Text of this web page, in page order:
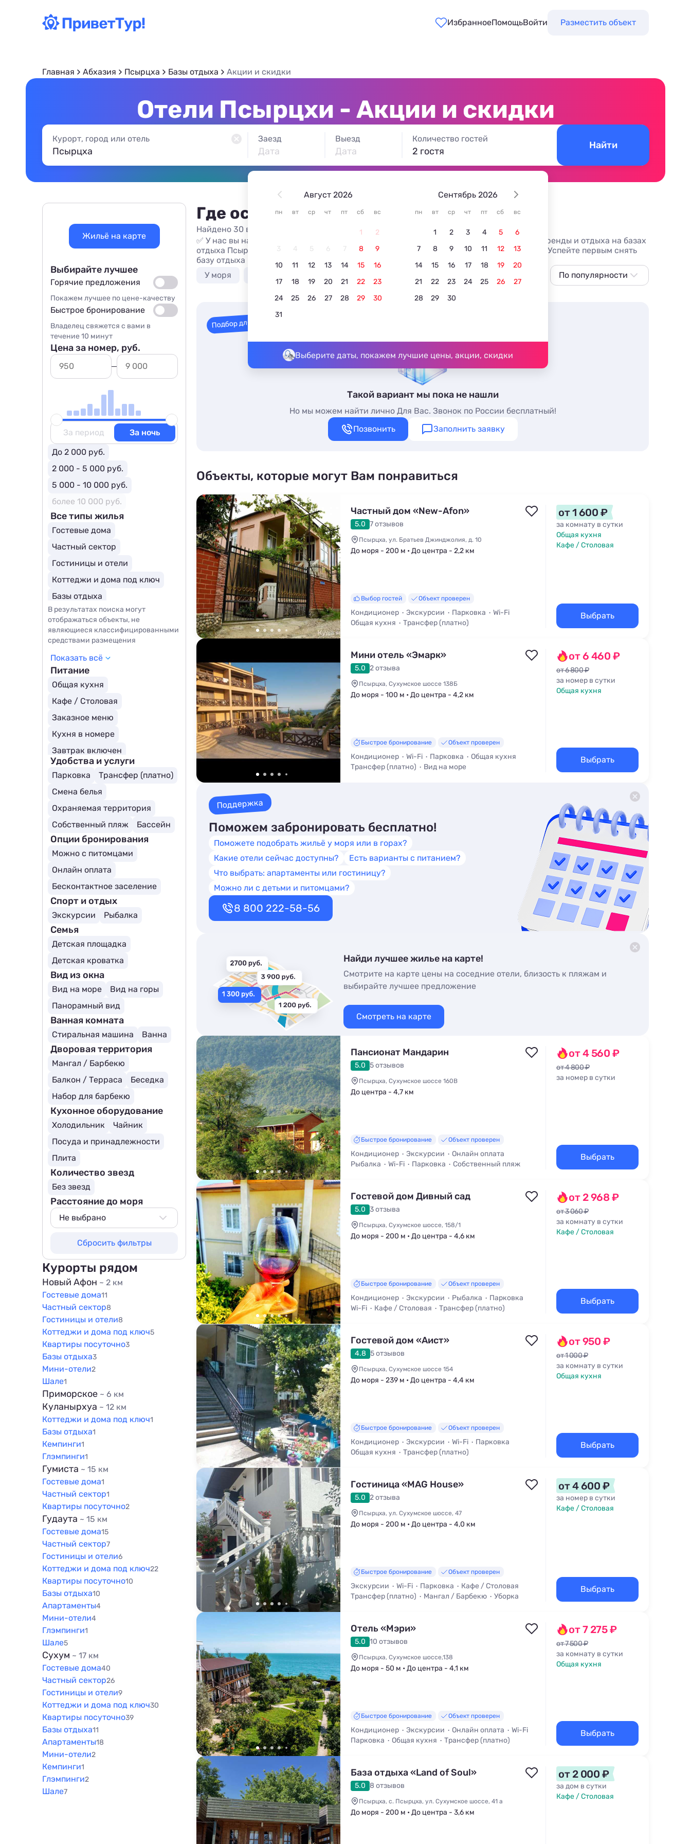
ИзбранноеПомощьВойти Разместить объект
Главная Абхазия Псырцха Базы отдыха Акции и скидки
Отели Псырцхи - Акции и скидки
Курорт, город или отель Заезд
Дата
Выезд
Дата
Август 2026
пн вт ср чт пт сб вс
1
2
3
4 5 6 7 8
9
10
11 12 13 14 15
16
17
18 19 20 21 22
23
24
25 26 27 28 29
30
31
Сентябрь 2026
пн вт ср чт пт сб вс
1 2 3 4 5
6
7
8 9 10 11 12
13
14
15 16 17 18 19
20
21
22 23 24 25 26
27
28
29 30
Выберите даты, покажем лучшие цены, акции, скидки
Количество гостей
2 гостя
Найти
Где остановиться в Псырцхе
Найдено 30 вариантов жилья из 30
✅ У нас вы найдете самые выгодные акции, скидки, и горячие спецпредложения для аренды и отдыха на базах
отдыха Псырцхи в 2026. Большие скидки по раннему бронированию на аренду жилья. Успейте первым снять
базу отдыха в Псырцхе в 2026 со скидкой!
У моря
C кухней в номере
По популярности
Подбор для вас
Такой вариант мы пока не нашли
Но мы можем найти лично Для Вас. Звонок по России бесплатный!
Позвонить
Заполнить заявку
Объекты, которые могут Вам понравиться
Частный дом «New-Afon»
5.0 7 отзывов
Псырцха, ул. Братьев Джинджолия, д. 10
До моря - 200 м • До центра - 2,2 км
Выбор гостей Объект проверен
Кондиционер Экскурсии Парковка
Wi-Fi
Общая кухня
Трансфер (платно)
от 1 600 ₽
за комнату в сутки
Общая кухня
Кафе / Столовая
Выбрать
Мини отель «Эмарк»
5.0 2 отзыва
Псырцха, Сухумское шоссе 138Б
До моря - 100 м • До центра - 4,2 км
Быстрое бронирование Объект проверен
Кондиционер Wi-Fi Парковка
Общая кухня
Трансфер (платно)
Вид на море
от 6 460 ₽
от 6 800 ₽
за номер в сутки
Общая кухня
Выбрать
Поддержка
Поможем забронировать бесплатно!
Поможете подобрать жильё у моря или в горах?
Какие отели сейчас доступны?
Есть варианты с питанием?
Что выбрать: апартаменты или гостиницу?
Можно ли с детьми и питомцами?
8 800 222-58-56
Найди лучшее жилье на карте!
Смотрите на карте цены на соседние отели, близость к пляжам и
выбирайте лучшее предложение
Смотреть на карте
Пансионат Мандарин
5.0 5 отзывов
Псырцха, Сухумское шоссе 160В
До центра - 4,7 км
Быстрое бронирование Объект проверен
Кондиционер Экскурсии
Онлайн оплата
Рыбалка
Wi-Fi Парковка Собственный пляж
от 4 560 ₽
от 4 800 ₽
за номер в сутки
Выбрать
Гостевой дом Дивный сад
5.0 3 отзыва
Псырцха, Сухумское шоссе, 158/1
До моря - 200 м • До центра - 4,6 км
Быстрое бронирование Объект проверен
Кондиционер Экскурсии Рыбалка
Парковка
Wi-Fi
Кафе / Столовая Трансфер (платно)
от 2 968 ₽
от 3 060 ₽
за комнату в сутки
Кафе / Столовая
Выбрать
Гостевой дом «Аист»
4.8 5 отзывов
Псырцха, Сухумское шоссе 154
До моря - 239 м • До центра - 4,4 км
Быстрое бронирование Объект проверен
Кондиционер Экскурсии Wi-Fi
Парковка
Общая кухня
Трансфер (платно)
от 950 ₽
от 1 000 ₽
за комнату в сутки
Общая кухня
Выбрать
Гостиница «MAG House»
5.0 2 отзыва
Псырцха, ул. Сухумское шоссе, 47
До моря - 200 м • До центра - 4,0 км
Быстрое бронирование Объект проверен
Экскурсии Wi-Fi Парковка
Кафе / Столовая
Трансфер (платно)
Мангал / Барбекю Уборка
от 4 600 ₽
за номер в сутки
Кафе / Столовая
Выбрать
Отель «Мэри»
5.0 10 отзывов
Псырцха, Сухумское шоссе,138
До моря - 50 м • До центра - 4,1 км
Быстрое бронирование Объект проверен
Кондиционер Экскурсии Онлайн оплата
Wi-Fi
Парковка
Общая кухня Трансфер (платно)
от 7 275 ₽
от 7 500 ₽
за комнату в сутки
Общая кухня
Выбрать
База отдыха «Land of Soul»
5.0 8 отзывов
Псырцха, с. Псырцха, ул. Сухумское шоссе, 41 а
До моря - 200 м • До центра - 3,6 км
от 2 000 ₽
за дом в сутки
Кафе / Столовая
Жильё на карте
Выбирайте лучшее
Горячие предложения
Покажем лучшее по цене-качеству
Быстрое бронирование
Владелец свяжется с вами в
течение 10 минут
Цена за номер, руб.
За период
За ночь
До 2 000 руб.
2 000 - 5 000 руб.
5 000 - 10 000 руб.
более 10 000 руб.
Все типы жилья
Гостевые дома
Частный сектор
Гостиницы и отели
Коттеджи и дома под ключ
Базы отдыха
Курортные отели
Шале
В результатах поиска могут
отображаться объекты, не
являющиеся классифицированными
средствами размещения
Показать всё
Питание
Общая кухня
Кафе / Столовая
Заказное меню
Кухня в номере
Завтрак включен
Удобства и услуги
Парковка
Трансфер (платно)
Смена белья
Охраняемая территория
Собственный пляж
Бассейн
Опции бронирования
Можно с питомцами
Онлайн оплата
Бесконтактное заселение
Спорт и отдых
Экскурсии Рыбалка
Семья
Детская площадка
Детская кроватка
Вид из окна
Вид на море
Вид на горы
Панорамный вид
Ванная комната
Стиральная машина Ванна
Дворовая территория
Мангал / Барбекю
Балкон / Терраса
Беседка
Набор для барбекю
Кухонное оборудование
Холодильник
Чайник
Посуда и принадлежности
Плита
Количество звезд
Без звезд
Расстояние до моря
Не выбрано
100 м
200 м
500 м
800 м
1000 м
Сбросить фильтры
Курорты рядом
Новый Афон ~ 2 км
Гостевые дома11
Частный сектор8
Гостиницы и отели8
Коттеджи и дома под ключ5
Квартиры посуточно3
Базы отдыха3
Мини-отели2
Шале1
Приморское ~ 6 км
Куланырхуа ~ 12 км
Коттеджи и дома под ключ1
Базы отдыха1
Кемпинги1
Глэмпинги1
Гумиста ~ 15 км
Гостевые дома1
Частный сектор1
Квартиры посуточно2
Гудаута ~ 15 км
Гостевые дома15
Частный сектор7
Гостиницы и отели6
Коттеджи и дома под ключ22
Квартиры посуточно10
Базы отдыха10
Апартаменты4
Мини-отели4
Глэмпинги1
Шале5
Сухум ~ 17 км
Гостевые дома40
Частный сектор26
Гостиницы и отели9
Коттеджи и дома под ключ30
Квартиры посуточно39
Базы отдыха11
Апартаменты18
Мини-отели2
Кемпинги1
Глэмпинги2
Шале7